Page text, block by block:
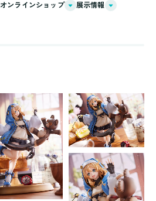
オンラインショップ 展示情報